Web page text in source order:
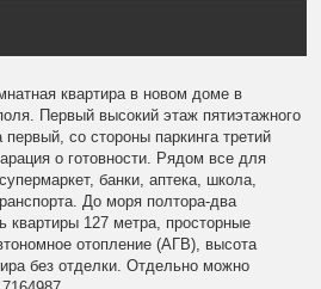
квартира в новом доме в
Первый высокий этаж пятиэтажного
со стороны паркинга третий
о готовности. Рядом все для
банки, аптека, школа,
До моря полтора-два
127 метра, просторные
отопление (АГВ), высота
без отделки. Отдельно можно